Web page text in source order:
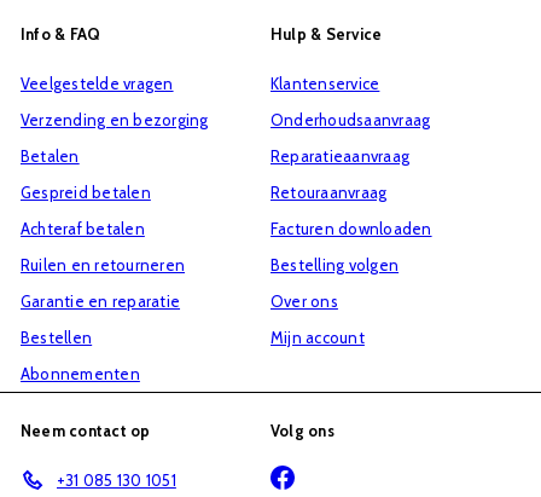
voor
mailinglijst
Info & FAQ
Veelgestelde vragen
Verzending en bezorging
Betalen
Gespreid betalen
Achteraf betalen
Ruilen en retourneren
Garantie en reparatie
Bestellen
Abonnementen
Hulp & Service
Klantenservice
Onderhoudsaanvraag
Reparatieaanvraag
Retouraanvraag
Facturen downloaden
Bestelling volgen
Over ons
Mijn account
Neem contact op
+31 085 130 1051
Volg ons
Facebook